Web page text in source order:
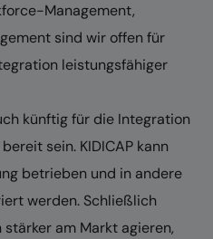
Management,
sind wir offen für
leistungsfähiger
künftig für die Integration
sein. KIDICAP kann
betrieben und in andere
werden. Schließlich
am Markt agieren,